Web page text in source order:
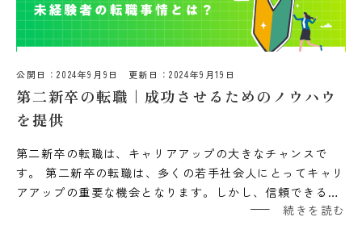
公開日：2024年9月9日 更新日：2024年9月19日
第二新卒の転職｜成功させるためのノウハウ
を提供
第二新卒の転職は、キャリアアップの大きなチャンスで
す。 第二新卒の転職は、多くの若手社会人にとってキャリ
アアップの重要な機会となります。しかし、信頼できる…
続きを読む